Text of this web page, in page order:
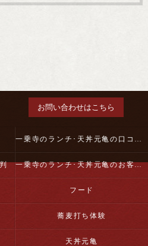
お問い合わせはこちら
一乗寺のランチ･天丼元亀の口コミ情報
一乗寺のランチ･天丼元亀のお客様の声
フード
蕎麦打ち体験
天丼元亀